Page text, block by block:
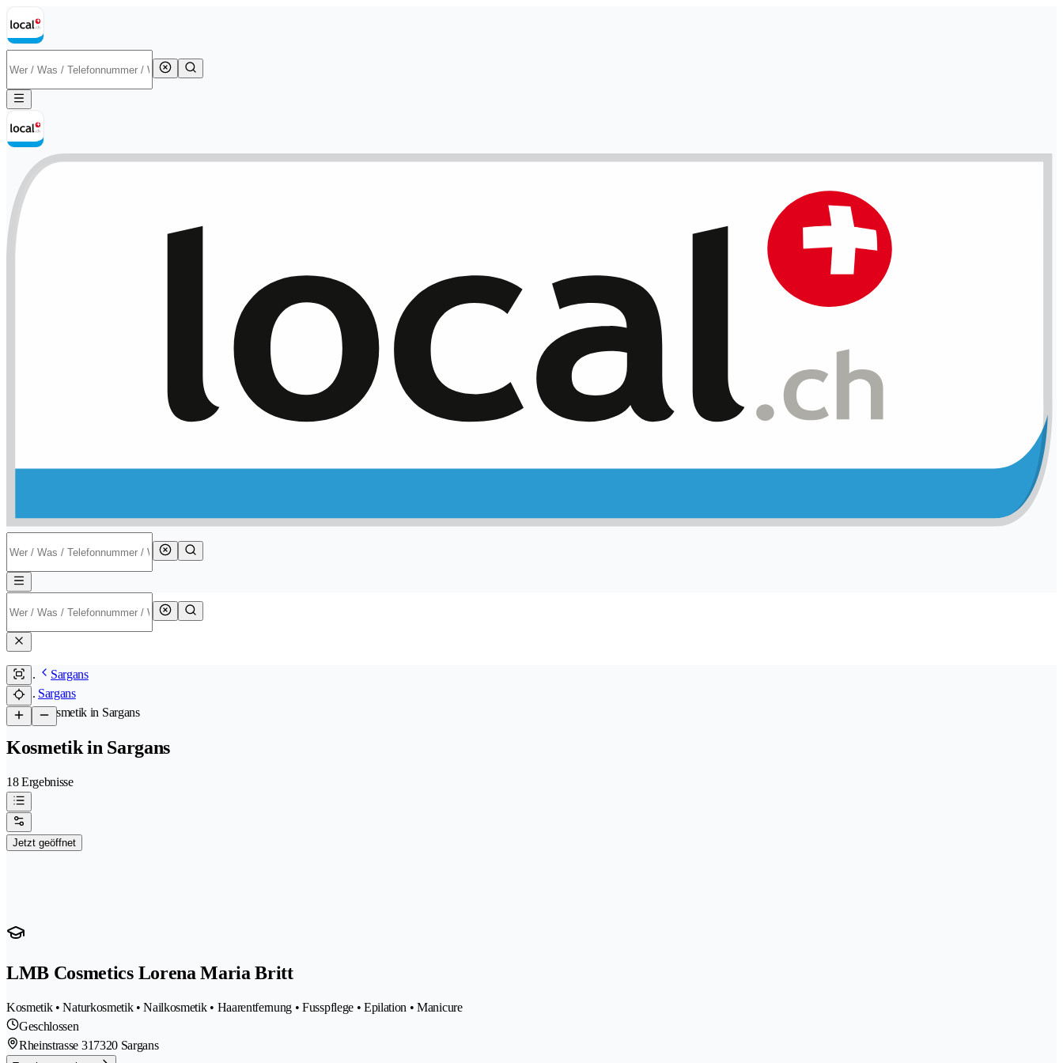
Sargans
Sargans
/Kosmetik in Sargans
Kosmetik in Sargans
18 Ergebnisse
Jetzt geöffnet
LMB Cosmetics Lorena Maria Britt
Kosmetik • Naturkosmetik • Nailkosmetik • Haarentfernung • Fusspflege • Epilation • Manicure
Geschlossen
Rheinstrasse 317320 Sargans